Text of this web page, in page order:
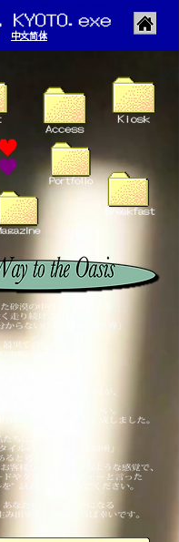
​中文简体